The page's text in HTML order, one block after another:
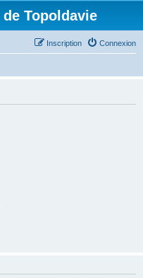
Topoldavie
Connexion
Inscription